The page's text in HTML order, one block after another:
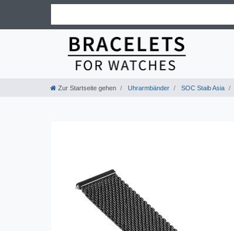
Zur Startseite gehen Uhrarmbänder SOC Staib Asia